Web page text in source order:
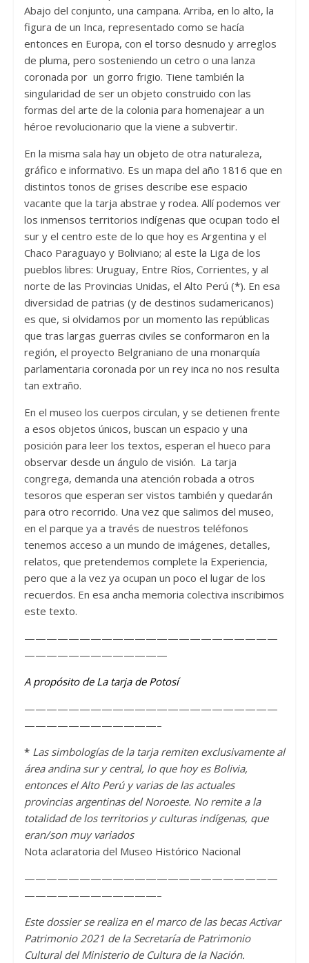
Abajo del conjunto, una campana. Arriba, en lo alto, la
figura de un Inca, representado como se hacía
entonces en Europa, con el torso desnudo y arreglos
de pluma, pero sosteniendo un cetro o una lanza
coronada por un gorro frigio. Tiene también la
singularidad de ser un objeto construido con las
formas del arte de la colonia para homenajear a un
héroe revolucionario que la viene a subvertir.
En la misma sala hay un objeto de otra naturaleza,
gráfico e informativo. Es un mapa del año 1816 que en
distintos tonos de grises describe ese espacio
vacante que la tarja abstrae y rodea. Allí podemos ver
los inmensos territorios indígenas que ocupan todo el
sur y el centro este de lo que hoy es Argentina y el
Chaco Paraguayo y Boliviano; al este la Liga de los
pueblos libres: Uruguay, Entre Ríos, Corrientes, y al
norte de las Provincias Unidas, el Alto Perú (*). En esa
diversidad de patrias (y de destinos sudamericanos)
es que, si olvidamos por un momento las repúblicas
que tras largas guerras civiles se conformaron en la
región, el proyecto Belgraniano de una monarquía
parlamentaria coronada por un rey inca no nos resulta
tan extraño.
En el museo los cuerpos circulan, y se detienen frente
a esos objetos únicos, buscan un espacio y una
posición para leer los textos, esperan el hueco para
observar desde un ángulo de visión. La tarja
congrega, demanda una atención robada a otros
tesoros que esperan ser vistos también y quedarán
para otro recorrido. Una vez que salimos del museo,
en el parque ya a través de nuestros teléfonos
tenemos acceso a un mundo de imágenes, detalles,
relatos, que pretendemos complete la Experiencia,
pero que a la vez ya ocupan un poco el lugar de los
recuerdos. En esa ancha memoria colectiva inscribimos
este texto.
———————————————————————
—————————————
A propósito de La tarja de Potosí
———————————————————————
————————————–
* Las simbologías de la tarja remiten exclusivamente al
área andina sur y central, lo que hoy es Bolivia,
entonces el Alto Perú y varias de las actuales
provincias argentinas del Noroeste. No remite a la
totalidad de los territorios y culturas indígenas, que
eran/son muy variados
Nota aclaratoria del Museo Histórico Nacional
———————————————————————
————————————–
Este dossier se realiza en el marco de las becas Activar
Patrimonio 2021 de la Secretaría de Patrimonio
Cultural del Ministerio de Cultura de la Nación.